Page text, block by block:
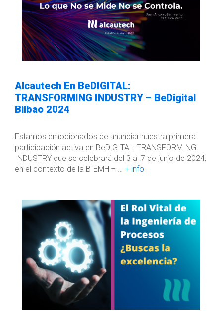
Alcautech En BeDIGITAL:
TRANSFORMING INDUSTRY – BeDigital
Bilbao 2024
Estamos emocionados de anunciar nuestra primera
participación activa en BeDIGITAL: TRANSFORMING
INDUSTRY que se celebrará del 3 al 7 de junio de 2024,
en el contexto de la BIEMH – … + info